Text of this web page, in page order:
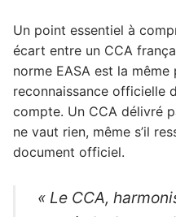
Un point essentiel à
écart entre un CCA
norme EASA est la
reconnaissance officielle
compte. Un CCA délivré
ne vaut rien, même s’il
document officiel.
« Le CCA,